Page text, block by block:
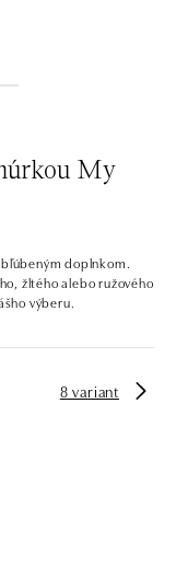
My
doplnkom.
žltého alebo ružového
výberu.
8 variant